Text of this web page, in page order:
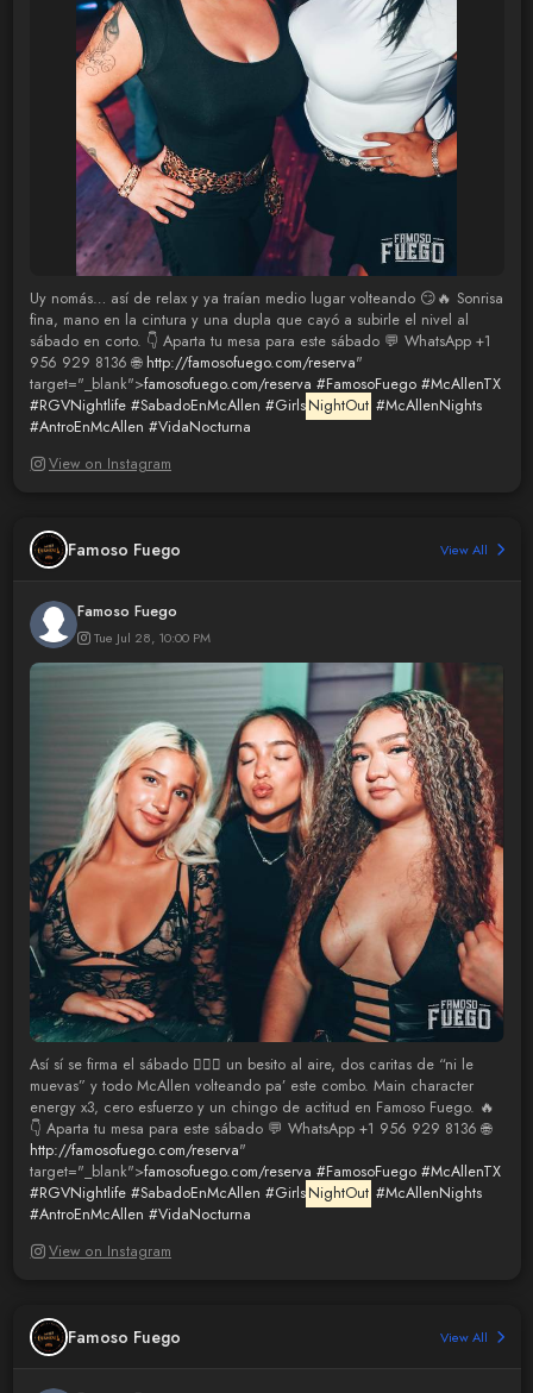
Uy nomás… así de relax y ya traían medio lugar volteando 😏🔥 Sonrisa
fina, mano en la cintura y una dupla que cayó a subirle el nivel al
sábado en corto. 👇 Aparta tu mesa para este sábado 💬 WhatsApp +1
956 929 8136 🌐 http://famosofuego.com/reserva"
target="_blank">famosofuego.com/reserva #FamosoFuego #McAllenTX
#RGVNightlife #SabadoEnMcAllen #GirlsNightOut #McAllenNights
#AntroEnMcAllen #VidaNocturna
View on Instagram
Famoso Fuego View All
Famoso Fuego
Tue Jul 28, 10:00 PM
Así sí se firma el sábado 😮‍💨✨ un besito al aire, dos caritas de “ni le
muevas” y todo McAllen volteando pa’ este combo. Main character
energy x3, cero esfuerzo y un chingo de actitud en Famoso Fuego. 🔥
👇 Aparta tu mesa para este sábado 💬 WhatsApp +1 956 929 8136 🌐
http://famosofuego.com/reserva"
target="_blank">famosofuego.com/reserva #FamosoFuego #McAllenTX
#RGVNightlife #SabadoEnMcAllen #GirlsNightOut #McAllenNights
#AntroEnMcAllen #VidaNocturna
View on Instagram
Famoso Fuego View All